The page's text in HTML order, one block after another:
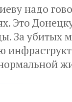
надо
Это
За убитых